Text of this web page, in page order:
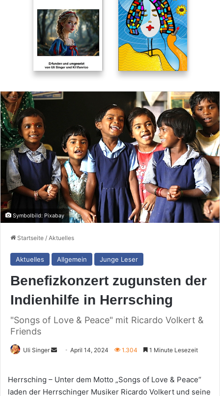
Symbolbild: Pixabay
Startseite / Aktuelles
Aktuelles Allgemein Junge Leser
Benefizkonzert zugunsten der
Indienhilfe in Herrsching
"Songs of Love & Peace" mit Ricardo Volkert &
Friends
Uli Singer
Sende
E-
April 14, 2024 1.304 1 Minute Lesezeit
Herrsching – Unter dem Motto „Songs of Love & Peace“
laden der Herrschinger Musiker Ricardo Volkert und seine